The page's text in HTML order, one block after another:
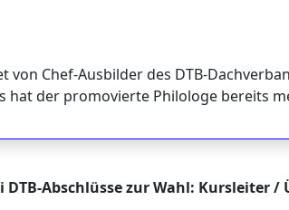
Chef-Ausbilder des DTB-
der promovierte Philologe bereits
DTB-Abschlüsse zur Wahl: Kursleiter /